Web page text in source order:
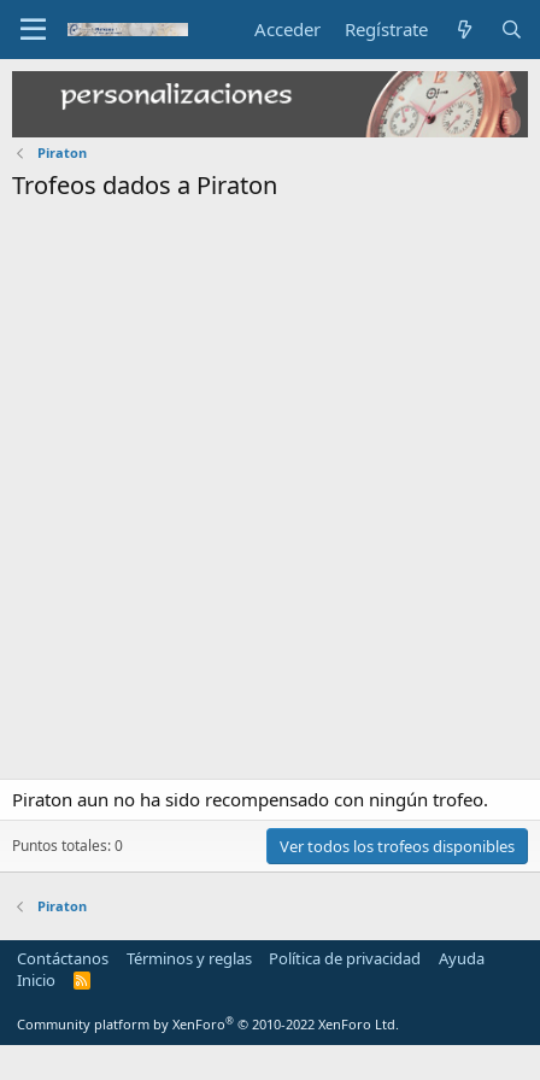
Acceder Regístrate
Piraton
Trofeos dados a Piraton
Piraton aun no ha sido recompensado con ningún trofeo.
Puntos totales: 0 Ver todos los trofeos disponibles
Piraton
Contáctanos Términos y reglas Política de privacidad
Ayuda
Inicio
R
S
Community platform by XenForo® © 2010-2022 XenForo Ltd.